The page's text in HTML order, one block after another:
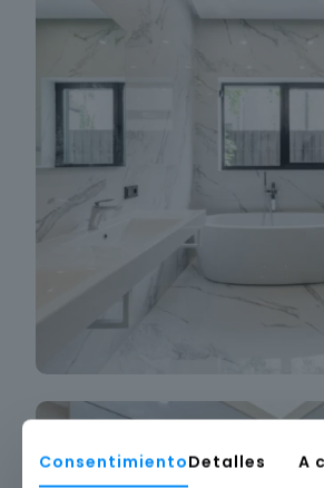
ConsentimientoDetalles
A